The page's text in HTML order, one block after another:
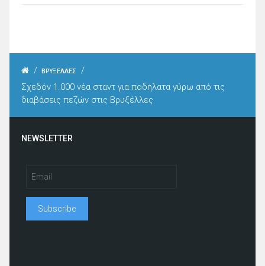
/ ΒΡΥΞΕΛΛΕΣ
/
Σχεδόν 1.000 νέα σταντ για ποδήλατα γύρω από τις
διαβάσεις πεζών στις Βρυξέλλες
NEWSLETTER